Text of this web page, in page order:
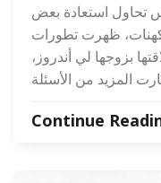
تحاول استعادة بعض
ظهرت تطورات
بزوجها لي أندروز،
Continue